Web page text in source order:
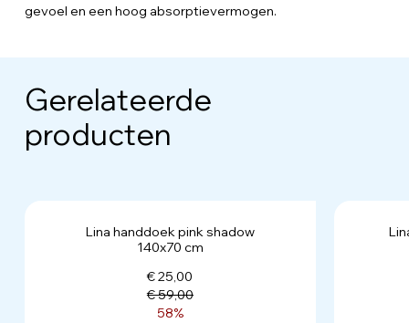
gevoel en een hoog absorptievermogen.
Gerelateerde
producten
Lina handdoek pink shadow
140x70 cm
€ 25,00
€ 59,00
58%